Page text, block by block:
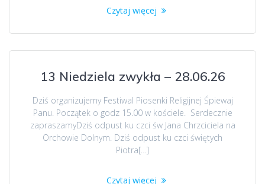
Czytaj więcej
13 Niedziela zwykła – 28.06.26
Dziś organizujemy Festiwal Piosenki Religijnej Śpiewaj
Panu. Początek o godz 15.00 w kościele. Serdecznie
zapraszamyDziś odpust ku czci św Jana Chrzciciela na
Orchowie Dolnym. Dziś odpust ku czci świętych
Piotra[…]
Czytaj więcej